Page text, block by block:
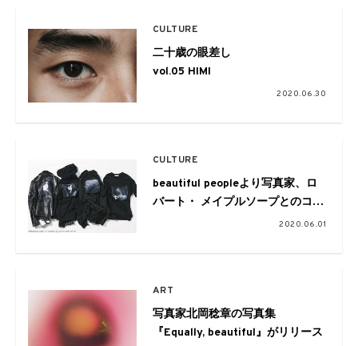
CULTURE
二十歳の眼差し
vol.05 HIMI
2020.06.30
CULTURE
beautiful peopleより写真家、ロ
バート・ メイプルソープとのコラ
2020.06.01
ART
写真家北岡稔章の写真集
『Equally, beautiful』がリリース